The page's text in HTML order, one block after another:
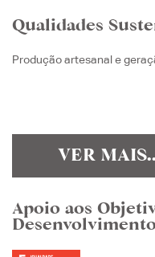
Qualidades
Produção artesanal e
VER MAIS..
Apoio aos